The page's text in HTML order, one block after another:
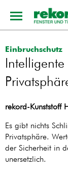
Einbruchschutz
rekord-Kunststoff
Es gibt nichts
Privatsphäre.
der Sicherheit in
unersetzlich.